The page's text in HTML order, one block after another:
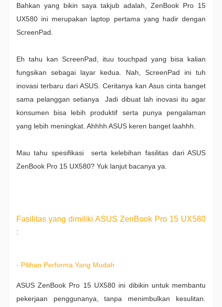
Bahkan yang bikin saya takjub adalah, ZenBook Pro 15
UX580 ini merupakan laptop pertama yang hadir dengan
ScreenPad.
Eh tahu kan ScreenPad, ituu touchpad yang bisa kalian
fungsikan sebagai layar kedua. Nah, ScreenPad ini tuh
inovasi terbaru dari ASUS. Ceritanya kan Asus cinta banget
sama pelanggan setianya Jadi dibuat lah inovasi itu agar
konsumen bisa lebih produktif serta punya pengalaman
yang lebih meningkat. Ahhhh ASUS keren banget laahhh.
Mau tahu spesifikasi serta kelebihan fasilitas dari ASUS
ZenBook Pro 15 UX580? Yuk lanjut bacanya ya.
Fasilitas yang dimiliki ASUS ZenBook Pro 15 UX580
:
- Pilihan Performa Yang Mudah
ASUS ZenBook Pro 15 UX580 ini dibikin untuk membantu
pekerjaan penggunanya, tanpa menimbulkan kesulitan.